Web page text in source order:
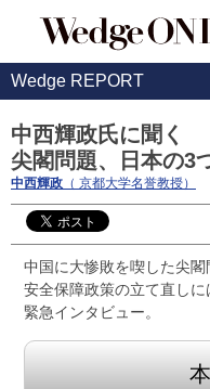
Wedge REPORT
中西輝政氏に聞く
尖閣問題、日本の3
中西輝政 （ 京都大学名誉教授）
中国に大惨敗を喫した尖
安全保障政策の立て直し
緊急インタビュー。